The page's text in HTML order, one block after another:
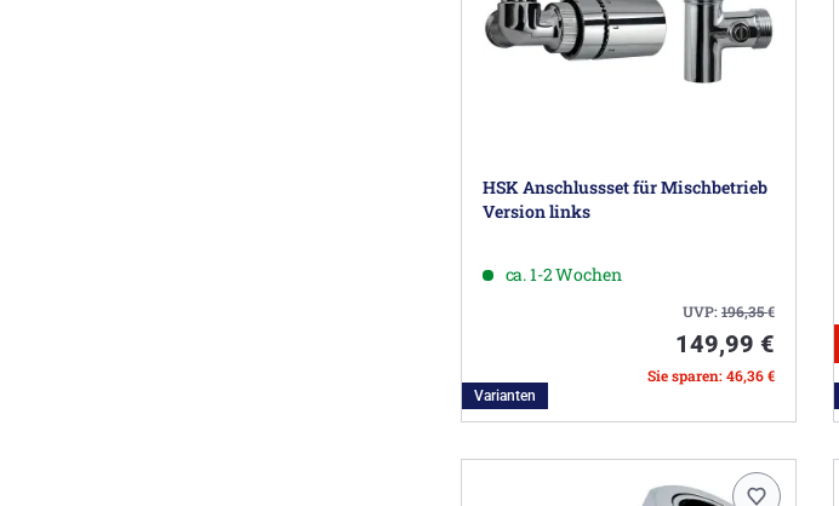
HSK Anschlussset für Mischbetrieb
Version links
ca. 1-2 Wochen
UVP:196,35€
149,99 €
Sie sparen: 46,36 €
Varianten